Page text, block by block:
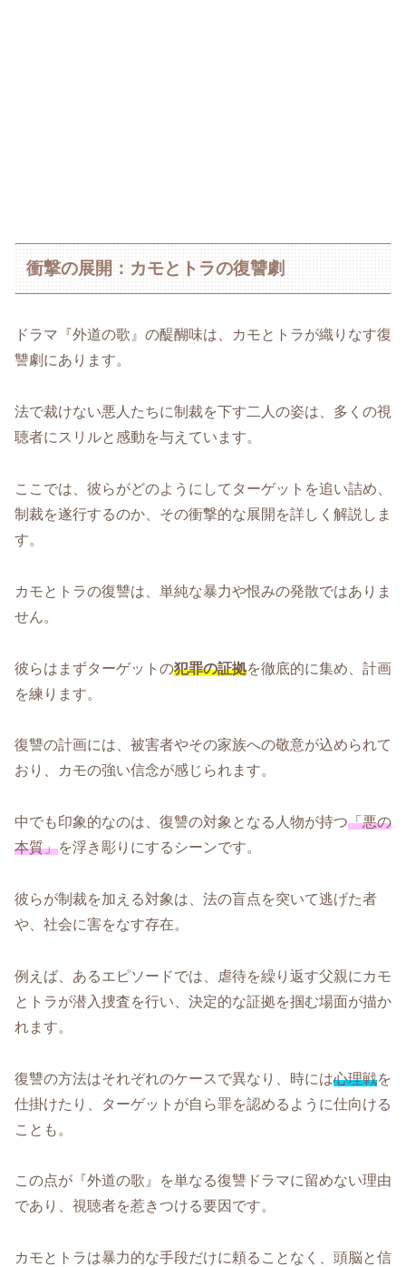
衝撃の展開：カモとトラの復讐劇
ドラマ『外道の歌』の醍醐味は、カモとトラが織りなす復
讐劇にあります。
法で裁けない悪人たちに制裁を下す二人の姿は、多くの視
聴者にスリルと感動を与えています。
ここでは、彼らがどのようにしてターゲットを追い詰め、
制裁を遂行するのか、その衝撃的な展開を詳しく解説しま
す。
カモとトラの復讐は、単純な暴力や恨みの発散ではありま
せん。
彼らはまずターゲットの犯罪の証拠を徹底的に集め、計画
を練ります。
復讐の計画には、被害者やその家族への敬意が込められて
おり、カモの強い信念が感じられます。
中でも印象的なのは、復讐の対象となる人物が持つ「悪の
本質」を浮き彫りにするシーンです。
彼らが制裁を加える対象は、法の盲点を突いて逃げた者
や、社会に害をなす存在。
例えば、あるエピソードでは、虐待を繰り返す父親にカモ
とトラが潜入捜査を行い、決定的な証拠を掴む場面が描か
れます。
復讐の方法はそれぞれのケースで異なり、時には心理戦を
仕掛けたり、ターゲットが自ら罪を認めるように仕向ける
ことも。
この点が『外道の歌』を単なる復讐ドラマに留めない理由
であり、視聴者を惹きつける要因です。
カモとトラは暴力的な手段だけに頼ることなく、頭脳と信